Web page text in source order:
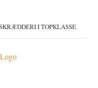
I TOPKLASSE